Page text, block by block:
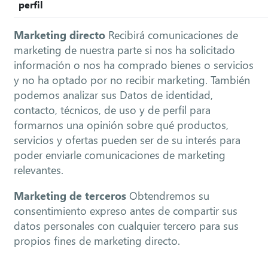
perfil
Marketing directo Recibirá comunicaciones de
marketing de nuestra parte si nos ha solicitado
información o nos ha comprado bienes o servicios
y no ha optado por no recibir marketing. También
podemos analizar sus Datos de identidad,
contacto, técnicos, de uso y de perfil para
formarnos una opinión sobre qué productos,
servicios y ofertas pueden ser de su interés para
poder enviarle comunicaciones de marketing
relevantes.
Marketing de terceros Obtendremos su
consentimiento expreso antes de compartir sus
datos personales con cualquier tercero para sus
propios fines de marketing directo.